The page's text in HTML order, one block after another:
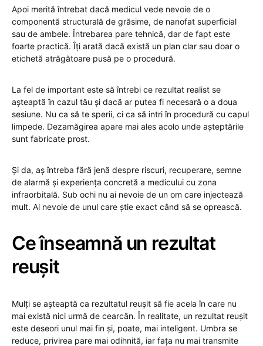
Apoi merită întrebat dacă medicul vede nevoie de o
componentă structurală de grăsime, de nanofat superficial
sau de ambele. Întrebarea pare tehnică, dar de fapt este
foarte practică. Îți arată dacă există un plan clar sau doar o
etichetă atrăgătoare pusă pe o procedură.
La fel de important este să întrebi ce rezultat realist se
așteaptă în cazul tău și dacă ar putea fi necesară o a doua
sesiune. Nu ca să te sperii, ci ca să intri în procedură cu capul
limpede. Dezamăgirea apare mai ales acolo unde așteptările
sunt fabricate prost.
Și da, aș întreba fără jenă despre riscuri, recuperare, semne
de alarmă și experiența concretă a medicului cu zona
infraorbitală. Sub ochi nu ai nevoie de un om care injectează
mult. Ai nevoie de unul care știe exact când să se oprească.
Ce înseamnă un rezultat
reușit
Mulți se așteaptă ca rezultatul reușit să fie acela în care nu
mai există nici urmă de cearcăn. În realitate, un rezultat reușit
este deseori unul mai fin și, poate, mai inteligent. Umbra se
reduce, privirea pare mai odihnită, iar fața nu mai transmite